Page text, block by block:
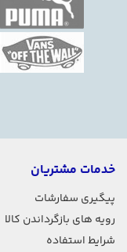
خدمات مشتریان
پیگیری سفارشات
رویه های بازگرداندن کالا
شرایط استفاده